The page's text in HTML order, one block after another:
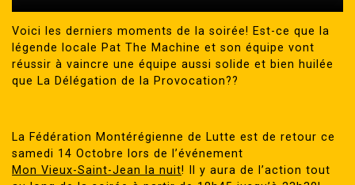
Voici les derniers moments de la soirée! Est-ce que la
légende locale Pat The Machine et son équipe vont
réussir à vaincre une équipe aussi solide et bien huilée
que La Délégation de la Provocation??
La Fédération Montérégienne de Lutte est de retour ce
samedi 14 Octobre lors de l’événement
Mon Vieux-Saint-Jean la nuit! Il y aura de l’action tout